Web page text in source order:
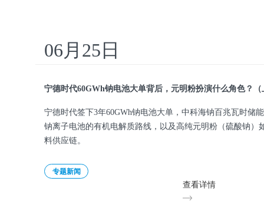
06月25日
宁德时代60GWh钠电池大单背后，元明粉扮演什么角色？（
宁德时代签下3年60GWh钠电池大单，中科海钠百兆瓦时储
钠离子电池的有机电解质路线，以及高纯元明粉（硫酸钠）
料供应链。
专题新闻
查看详情